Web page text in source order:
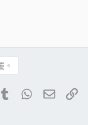
。
TumblrWhatsApp
電子